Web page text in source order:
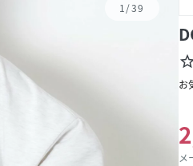
1/39
お
メ